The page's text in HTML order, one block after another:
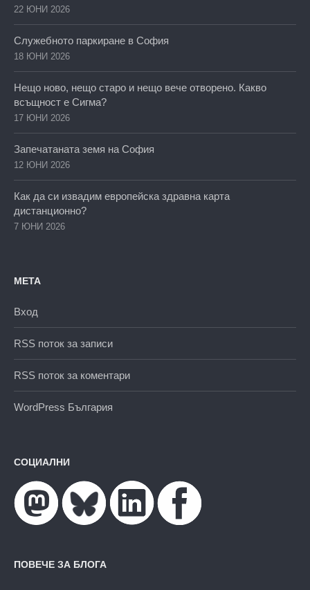
22 ЮНИ 2026
Служебното паркиране в София
18 ЮНИ 2026
Нещо ново, нещо старо и нещо вече отворено. Какво
всъщност е Сигма?
17 ЮНИ 2026
Запечатаната земя на София
12 ЮНИ 2026
Как да си извадим европейска здравна карта
дистанционно?
7 ЮНИ 2026
МЕТА
Вход
RSS поток за записи
RSS поток за коментари
WordPress България
СОЦИАЛНИ
ПОВЕЧЕ ЗА БЛОГА